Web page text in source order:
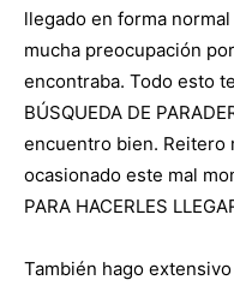
llegado en forma
mucha preocupación
encontraba. Todo esto
BÚSQUEDA DE
encuentro bien. Reitero
ocasionado este mal
PARA HACERLES
También hago